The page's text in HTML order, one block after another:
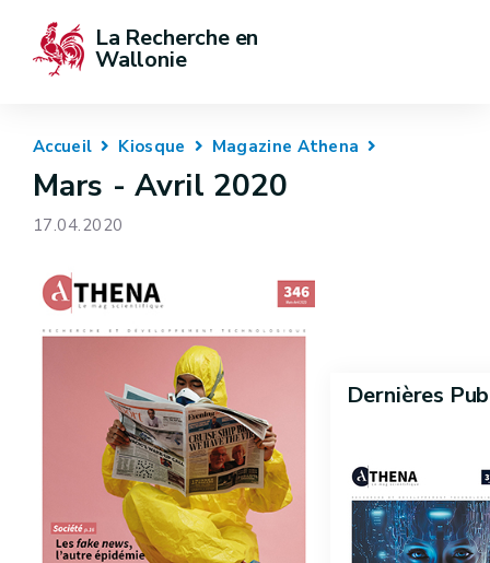
La Recherche en
Wallonie
Accueil Kiosque Magazine Athena
Mars - Avril 2020
17.04.2020
Dernières